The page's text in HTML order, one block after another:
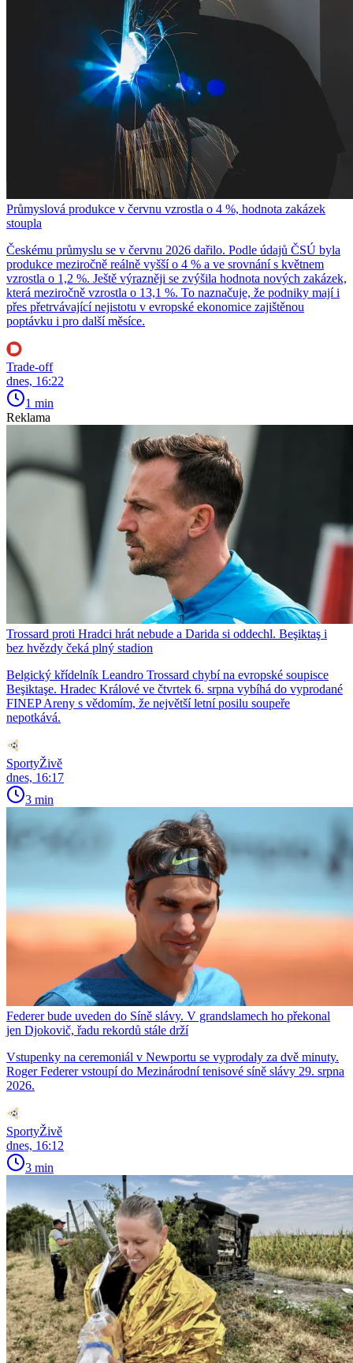
Průmyslová produkce v červnu vzrostla o 4 %, hodnota zakázek
stoupla
Českému průmyslu se v červnu 2026 dařilo. Podle údajů ČSÚ byla
produkce meziročně reálně vyšší o 4 % a ve srovnání s květnem
vzrostla o 1,2 %. Ještě výrazněji se zvýšila hodnota nových zakázek,
která meziročně vzrostla o 13,1 %. To naznačuje, že podniky mají i
přes přetrvávající nejistotu v evropské ekonomice zajištěnou
poptávku i pro další měsíce.
Trade-off
dnes, 16:22
1 min
Reklama
Trossard proti Hradci hrát nebude a Darida si oddechl. Beşiktaş i
bez hvězdy čeká plný stadion
Belgický křídelník Leandro Trossard chybí na evropské soupisce
Beşiktaşe. Hradec Králové ve čtvrtek 6. srpna vybíhá do vyprodané
FINEP Areny s vědomím, že největší letní posilu soupeře
nepotkává.
SportyŽivě
dnes, 16:17
3 min
Federer bude uveden do Síně slávy. V grandslamech ho překonal
jen Djokovič, řadu rekordů stále drží
Vstupenky na ceremoniál v Newportu se vyprodaly za dvě minuty.
Roger Federer vstoupí do Mezinárodní tenisové síně slávy 29. srpna
2026.
SportyŽivě
dnes, 16:12
3 min